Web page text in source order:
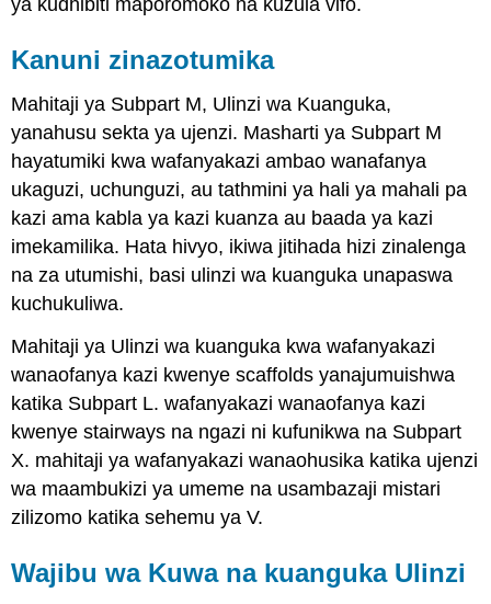
ya kudhibiti maporomoko na kuzuia vifo.
Kanuni zinazotumika
Mahitaji ya Subpart M, Ulinzi wa Kuanguka,
yanahusu sekta ya ujenzi. Masharti ya Subpart M
hayatumiki kwa wafanyakazi ambao wanafanya
ukaguzi, uchunguzi, au tathmini ya hali ya mahali pa
kazi ama kabla ya kazi kuanza au baada ya kazi
imekamilika. Hata hivyo, ikiwa jitihada hizi zinalenga
na za utumishi, basi ulinzi wa kuanguka unapaswa
kuchukuliwa.
Mahitaji ya Ulinzi wa kuanguka kwa wafanyakazi
wanaofanya kazi kwenye scaffolds yanajumuishwa
katika Subpart L. wafanyakazi wanaofanya kazi
kwenye stairways na ngazi ni kufunikwa na Subpart
X. mahitaji ya wafanyakazi wanaohusika katika ujenzi
wa maambukizi ya umeme na usambazaji mistari
zilizomo katika sehemu ya V.
Wajibu wa Kuwa na kuanguka Ulinzi